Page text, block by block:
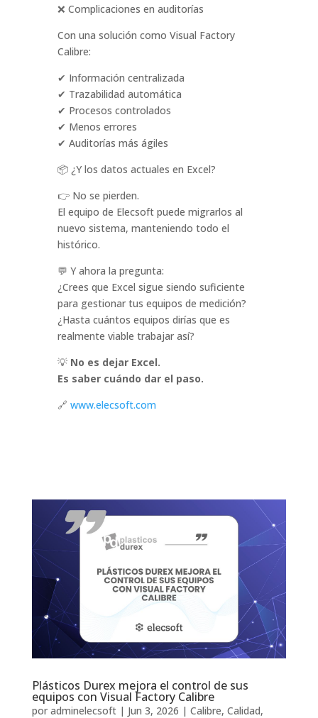
❌ Complicaciones en auditorías
Con una solución como Visual Factory
Calibre:
✔ Información centralizada
✔ Trazabilidad automática
✔ Procesos controlados
✔ Menos errores
✔ Auditorías más ágiles
📦 ¿Y los datos actuales en Excel?
👉 No se pierden.
El equipo de Elecsoft puede migrarlos al
nuevo sistema, manteniendo todo el
histórico.
💬 Y ahora la pregunta:
¿Crees que Excel sigue siendo suficiente
para gestionar tus equipos de medición?
¿Hasta cuántos equipos dirías que es
realmente viable trabajar así?
💡 No es dejar Excel.
Es saber cuándo dar el paso.
🔗 www.elecsoft.com
Plásticos Durex mejora el control de sus
equipos con Visual Factory Calibre
por adminelecsoft| Jun 3, 2026 | Calibre, Calidad,